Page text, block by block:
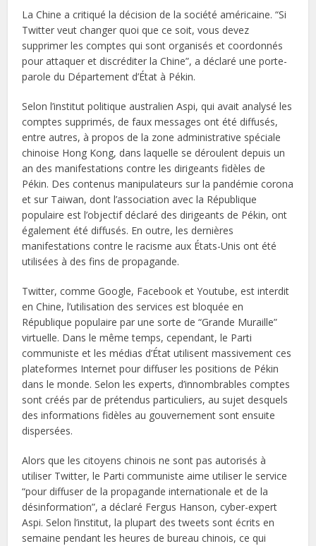
La Chine a critiqué la décision de la société américaine. “Si
Twitter veut changer quoi que ce soit, vous devez
supprimer les comptes qui sont organisés et coordonnés
pour attaquer et discréditer la Chine”, a déclaré une porte-
parole du Département d’État à Pékin.
Selon l’institut politique australien Aspi, qui avait analysé les
comptes supprimés, de faux messages ont été diffusés,
entre autres, à propos de la zone administrative spéciale
chinoise Hong Kong, dans laquelle se déroulent depuis un
an des manifestations contre les dirigeants fidèles de
Pékin. Des contenus manipulateurs sur la pandémie corona
et sur Taiwan, dont l’association avec la République
populaire est l’objectif déclaré des dirigeants de Pékin, ont
également été diffusés. En outre, les dernières
manifestations contre le racisme aux États-Unis ont été
utilisées à des fins de propagande.
Twitter, comme Google, Facebook et Youtube, est interdit
en Chine, l’utilisation des services est bloquée en
République populaire par une sorte de “Grande Muraille”
virtuelle. Dans le même temps, cependant, le Parti
communiste et les médias d’État utilisent massivement ces
plateformes Internet pour diffuser les positions de Pékin
dans le monde. Selon les experts, d’innombrables comptes
sont créés par de prétendus particuliers, au sujet desquels
des informations fidèles au gouvernement sont ensuite
dispersées.
Alors que les citoyens chinois ne sont pas autorisés à
utiliser Twitter, le Parti communiste aime utiliser le service
“pour diffuser de la propagande internationale et de la
désinformation”, a déclaré Fergus Hanson, cyber-expert
Aspi. Selon l’institut, la plupart des tweets sont écrits en
semaine pendant les heures de bureau chinois, ce qui